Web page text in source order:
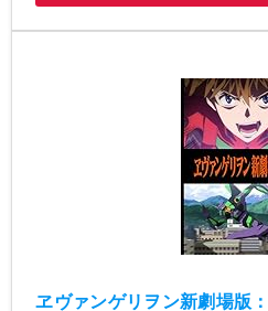
ヱヴァンゲリヲン新劇場版